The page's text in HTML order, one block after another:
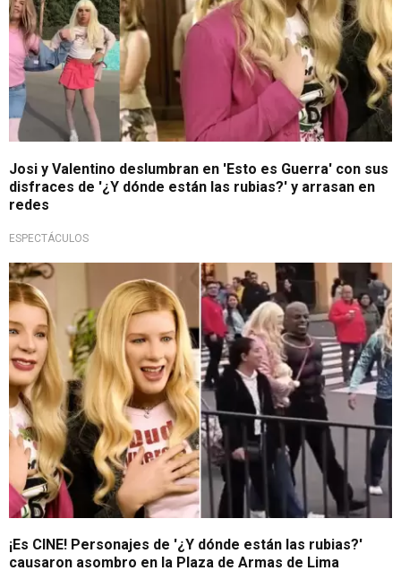
Josi y Valentino deslumbran en 'Esto es Guerra' con sus
disfraces de '¿Y dónde están las rubias?' y arrasan en
redes
ESPECTÁCULOS
Icónica película
¡Es CINE! Personajes de '¿Y dónde están las rubias?'
causaron asombro en la Plaza de Armas de Lima